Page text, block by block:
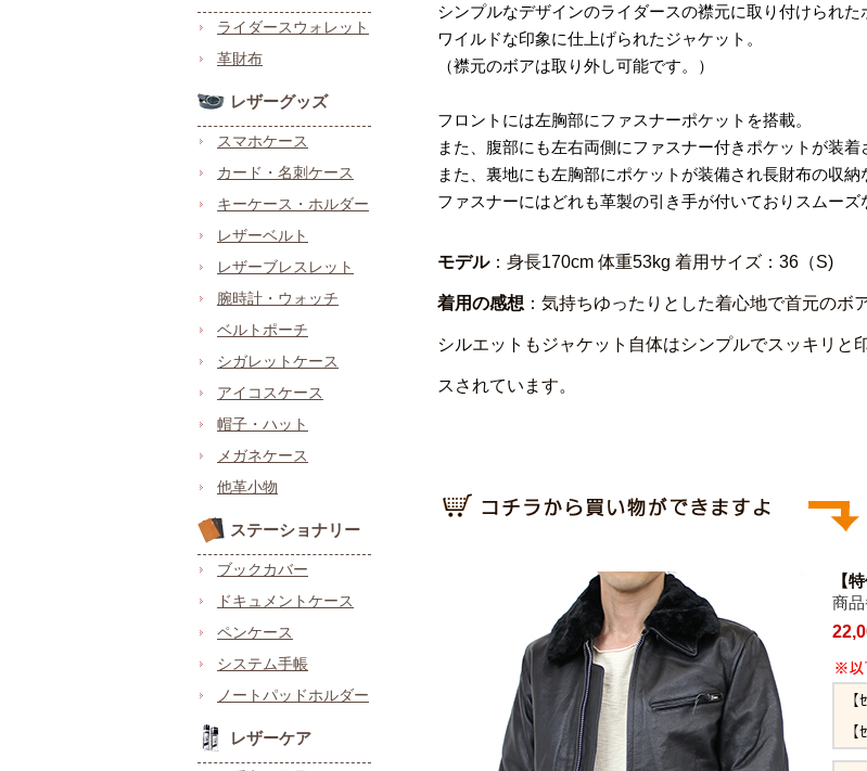
ライダースウォレット
革財布
レザーグッズ
スマホケース
カード・名刺ケース
キーケース・ホルダー
レザーベルト
レザーブレスレット
腕時計・ウォッチ
ベルトポーチ
シガレットケース
アイコスケース
帽子・ハット
メガネケース
他革小物
ステーショナリー
ブックカバー
ドキュメントケース
ペンケース
システム手帳
ノートパッドホルダー
レザーケア
シンプルなデザインのライダースの襟元に取り付けられた
ワイルドな印象に仕上げられたジャケット。
（襟元のボアは取り外し可能です。）
フロントには左胸部にファスナーポケットを搭載。
また、腹部にも左右両側にファスナー付きポケットが装着
また、裏地にも左胸部にポケットが装備され長財布の収納
ファスナーにはどれも革製の引き手が付いておりスムーズ
モデル：身長170cm 体重53kg 着用サイズ：36（S)
着用の感想 ：気持ちゆったりとした着心地で首元のボ
シルエットもジャケット自体はシンプルでスッキリと
スされています。
【
商